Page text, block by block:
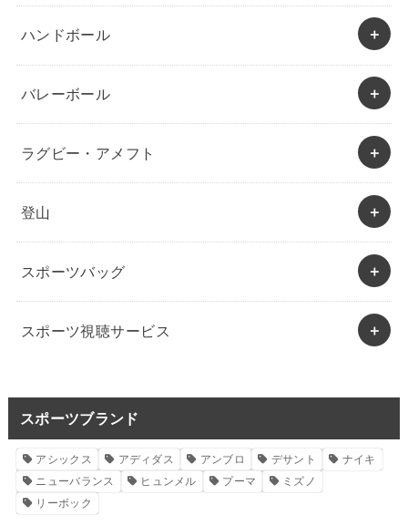
ハンドボール
バレーボール
ラグビー・アメフト
登山
スポーツバッグ
スポーツ視聴サービス
スポーツブランド
アシックス アディダス アンブロ デサント
ナイキ
ニューバランス
ヒュンメル プーマ
ミズノ
リーボック